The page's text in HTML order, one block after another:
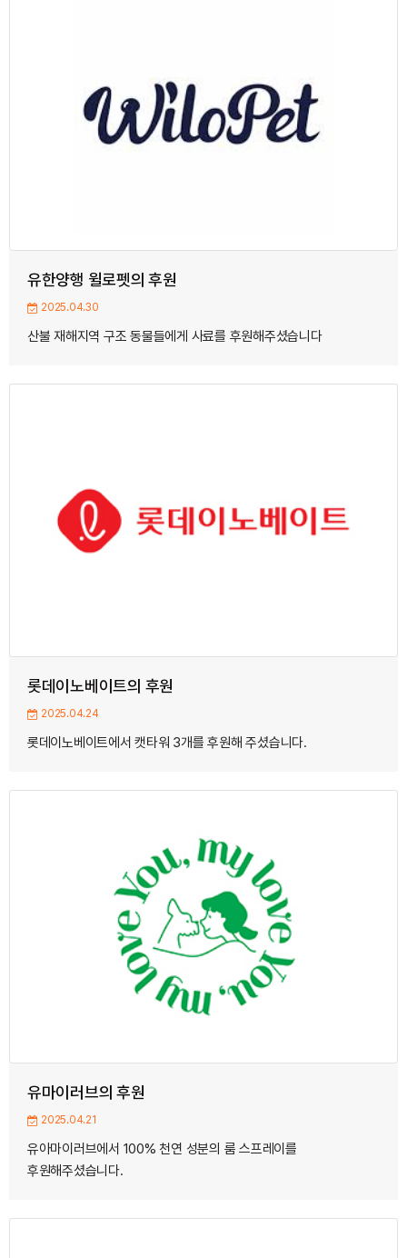
유한양행 윌로펫의 후원
2025.04.30
산불 재해지역 구조 동물들에게 사료를 후원해주셨습니다
롯데이노베이트의 후원
2025.04.24
롯데이노베이트에서 캣타워 3개를 후원해 주셨습니다.
유마이러브의 후원
2025.04.21
유아마이러브에서 100% 천연 성분의 룸 스프레이를
후원해주셨습니다.